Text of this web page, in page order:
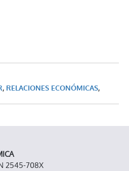
, RELACIONES ECONÓMICAS,
2545-708X